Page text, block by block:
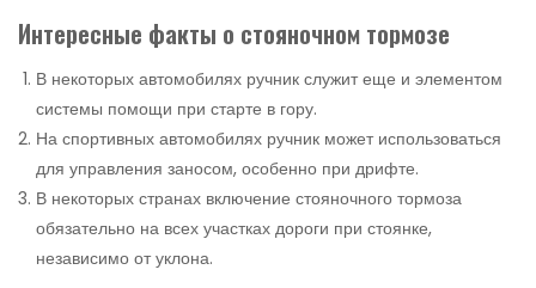
Интересные факты о стояночном тормозе
В некоторых автомобилях ручник служит еще и элементом
системы помощи при старте в гору.
На спортивных автомобилях ручник может использоваться
для управления заносом, особенно при дрифте.
В некоторых странах включение стояночного тормоза
обязательно на всех участках дороги при стоянке,
независимо от уклона.